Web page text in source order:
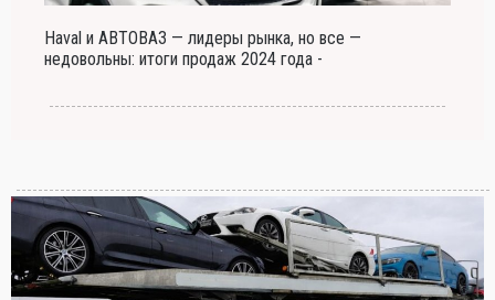
Haval и АВТОВАЗ — лидеры рынка, но все —
недовольны: итоги продаж 2024 года -